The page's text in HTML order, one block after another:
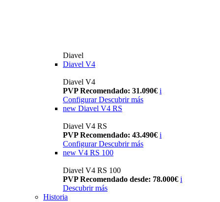
Diavel
Diavel V4
Diavel V4
PVP Recomendado: 31.090€ i
Configurar Descubrir más
new Diavel V4 RS
Diavel V4 RS
PVP Recomendado: 43.490€ i
Configurar Descubrir más
new V4 RS 100
Diavel V4 RS 100
PVP Recomendado desde: 78.000€ i
Descubrir más
Historia